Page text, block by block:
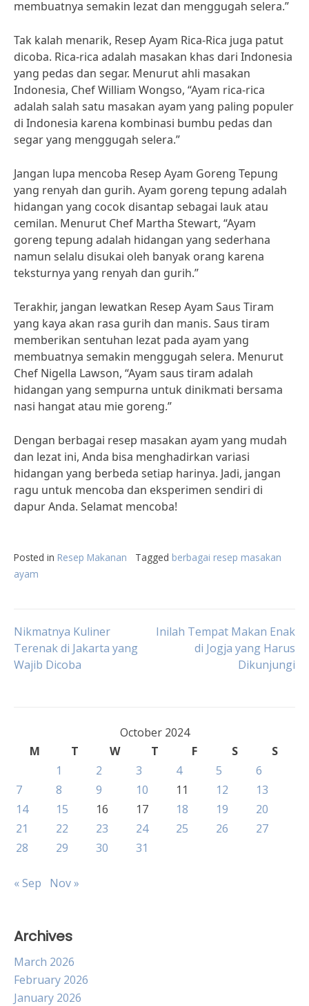
membuatnya semakin lezat dan menggugah selera.”
Tak kalah menarik, Resep Ayam Rica-Rica juga patut
dicoba. Rica-rica adalah masakan khas dari Indonesia
yang pedas dan segar. Menurut ahli masakan
Indonesia, Chef William Wongso, “Ayam rica-rica
adalah salah satu masakan ayam yang paling populer
di Indonesia karena kombinasi bumbu pedas dan
segar yang menggugah selera.”
Jangan lupa mencoba Resep Ayam Goreng Tepung
yang renyah dan gurih. Ayam goreng tepung adalah
hidangan yang cocok disantap sebagai lauk atau
cemilan. Menurut Chef Martha Stewart, “Ayam
goreng tepung adalah hidangan yang sederhana
namun selalu disukai oleh banyak orang karena
teksturnya yang renyah dan gurih.”
Terakhir, jangan lewatkan Resep Ayam Saus Tiram
yang kaya akan rasa gurih dan manis. Saus tiram
memberikan sentuhan lezat pada ayam yang
membuatnya semakin menggugah selera. Menurut
Chef Nigella Lawson, “Ayam saus tiram adalah
hidangan yang sempurna untuk dinikmati bersama
nasi hangat atau mie goreng.”
Dengan berbagai resep masakan ayam yang mudah
dan lezat ini, Anda bisa menghadirkan variasi
hidangan yang berbeda setiap harinya. Jadi, jangan
ragu untuk mencoba dan eksperimen sendiri di
dapur Anda. Selamat mencoba!
Posted in Resep Makanan Tagged berbagai resep masakan
ayam
Post
navigation
Nikmatnya Kuliner
Terenak di Jakarta yang
Wajib Dicoba
Inilah Tempat Makan Enak
di Jogja yang Harus
Dikunjungi
October 2024
M
T W T F S
S
1
2 3 4 5
6
7
8 9 10 11 12
13
14
15 16 17 18 19
20
21
22 23 24 25 26
27
28
29 30 31
« Sep Nov »
Archives
March 2026
February 2026
January 2026